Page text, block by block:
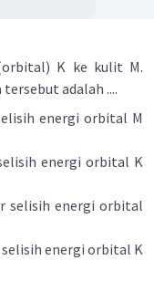
K ke kulit M.
adalah ....
energi orbital M
energi orbital K
selisih energi orbital
energi orbital K